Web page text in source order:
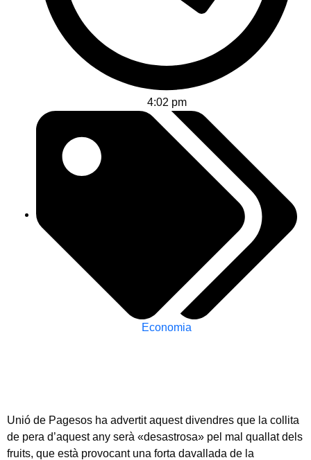
4:02 pm
Economia
Unió de Pagesos ha advertit aquest divendres que la collita
de pera d’aquest any serà «desastrosa» pel mal quallat dels
fruits, que està provocant una forta davallada de la